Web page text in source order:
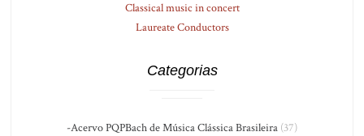
Classical music in concert
Laureate Conductors
Categorias
-Acervo PQPBach de Música Clássica Brasileira (37)